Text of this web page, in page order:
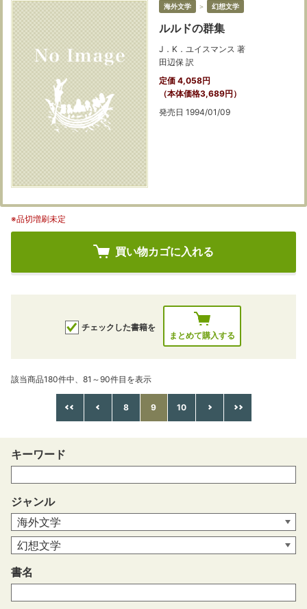
海外文学 ＞ 幻想文学
ルルドの群集
J．K．ユイスマンス 著
田辺保 訳
定価 4,058円
（本体価格3,689円）
発売日 1994/01/09
※品切増刷未定
買い物カゴに入れる
チェックした書籍を
まとめて購入する
該当商品180件中、81～90件目を表示
8 9 10
キーワード
ジャンル
書名